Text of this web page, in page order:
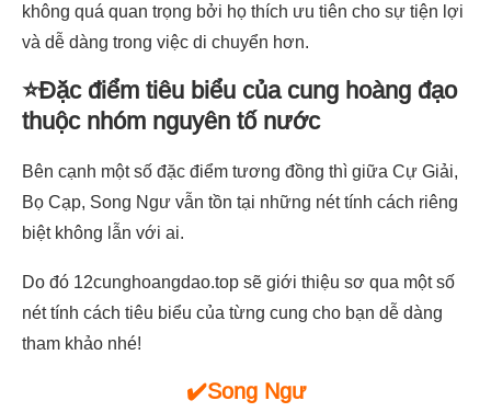
không quá quan trọng bởi họ thích ưu tiên cho sự tiện lợi
và dễ dàng trong việc di chuyển hơn.
⭐Đặc điểm tiêu biểu của cung hoàng đạo
thuộc nhóm nguyên tố nước
Bên cạnh một số đặc điểm tương đồng thì giữa Cự Giải,
Bọ Cạp, Song Ngư vẫn tồn tại những nét tính cách riêng
biệt không lẫn với ai.
Do đó 12cunghoangdao.top sẽ giới thiệu sơ qua một số
nét tính cách tiêu biểu của từng cung cho bạn dễ dàng
tham khảo nhé!
✔️Song Ngư